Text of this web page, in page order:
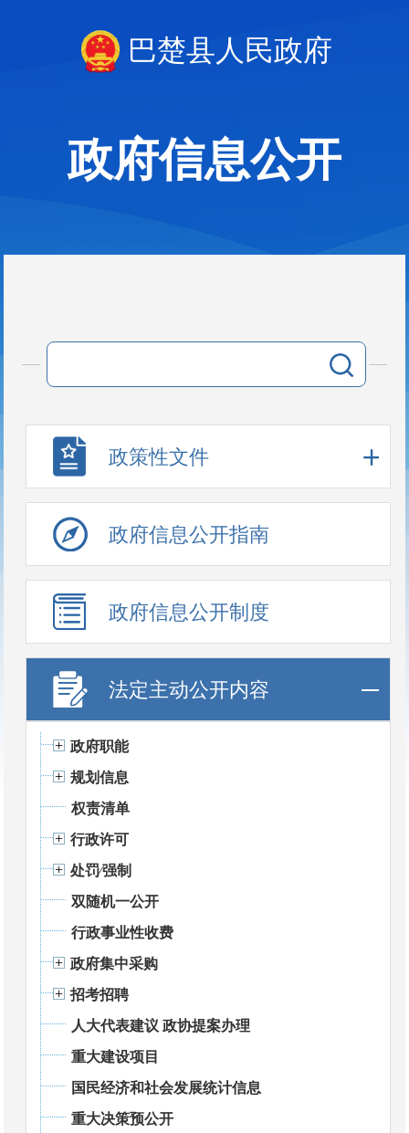
巴楚县人民政府
政府信息公开
政策性文件
政府信息公开指南
政府信息公开制度
法定主动公开内容
政府职能
规划信息
权责清单
行政许可
处罚⁄强制
双随机一公开
行政事业性收费
政府集中采购
招考招聘
人大代表建议 政协提案办理
重大建设项目
国民经济和社会发展统计信息
重大决策预公开